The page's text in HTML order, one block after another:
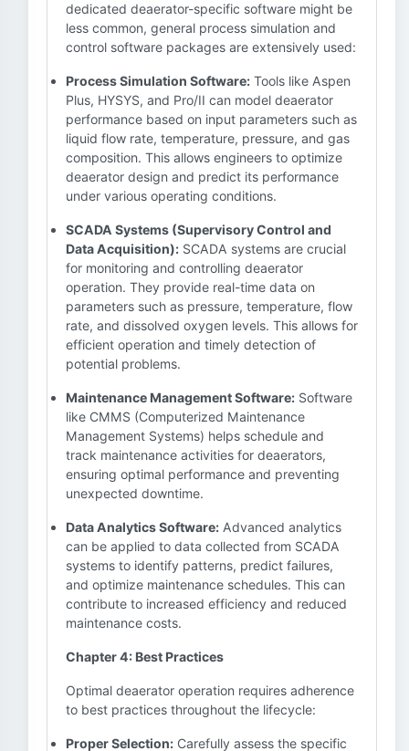
dedicated deaerator-specific software might be
less common, general process simulation and
control software packages are extensively used:
Process Simulation Software: Tools like Aspen
Plus, HYSYS, and Pro/II can model deaerator
performance based on input parameters such as
liquid flow rate, temperature, pressure, and gas
composition. This allows engineers to optimize
deaerator design and predict its performance
under various operating conditions.
SCADA Systems (Supervisory Control and
Data Acquisition): SCADA systems are crucial
for monitoring and controlling deaerator
operation. They provide real-time data on
parameters such as pressure, temperature, flow
rate, and dissolved oxygen levels. This allows for
efficient operation and timely detection of
potential problems.
Maintenance Management Software: Software
like CMMS (Computerized Maintenance
Management Systems) helps schedule and
track maintenance activities for deaerators,
ensuring optimal performance and preventing
unexpected downtime.
Data Analytics Software: Advanced analytics
can be applied to data collected from SCADA
systems to identify patterns, predict failures,
and optimize maintenance schedules. This can
contribute to increased efficiency and reduced
maintenance costs.
Chapter 4: Best Practices
Optimal deaerator operation requires adherence
to best practices throughout the lifecycle:
Proper Selection: Carefully assess the specific